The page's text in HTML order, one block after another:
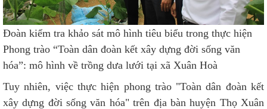
Đoàn kiểm tra khảo sát mô hình tiêu biểu trong thực hiện
Phong trào “Toàn dân đoàn kết xây dựng đời sống văn
hóa”: mô hình về trồng dưa lưới tại xã Xuân Hoà
Tuy nhiên, việc thực hiện phong trào "Toàn dân đoàn kết
xây dựng đời sống văn hóa" trên địa bàn huyện Thọ Xuân